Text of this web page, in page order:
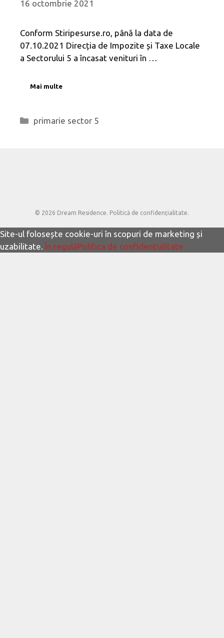
16 octombrie 2021
Conform Stiripesurse.ro, până la data de
07.10.2021 Direcția de Impozite și Taxe Locale
a Sectorului 5 a încasat venituri în …
Mai multe
Categorii
primarie sector 5
© 2026 Dream Residence. Politică de confidențialitate.
Site-ul folosește cookie-uri în scopuri de marketing și
uzabilitate. În regulăPolitica de confidențialitate